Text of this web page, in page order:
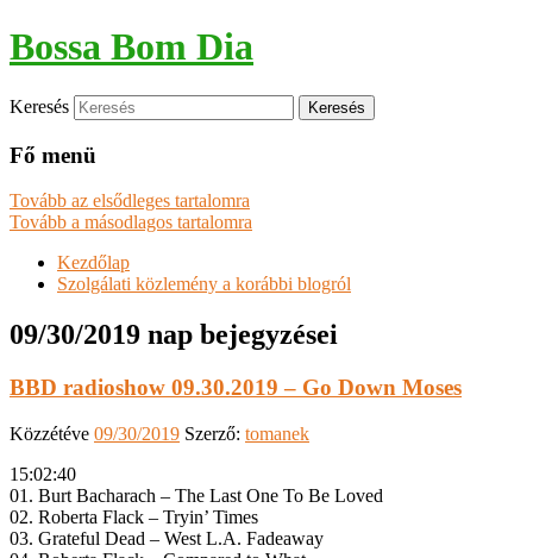
Bossa Bom Dia
Keresés
Fő menü
Tovább az elsődleges tartalomra
Tovább a másodlagos tartalomra
Kezdőlap
Szolgálati közlemény a korábbi blogról
09/30/2019 nap bejegyzései
BBD radioshow 09.30.2019 – Go Down Moses
Közzétéve 09/30/2019 Szerző: tomanek
15:02:40
01. Burt Bacharach – The Last One To Be Loved
02. Roberta Flack – Tryin’ Times
03. Grateful Dead – West L.A. Fadeaway